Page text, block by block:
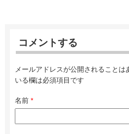
コメントする
メールアドレスが公開されることは
いる欄は必須項目です
名前 *